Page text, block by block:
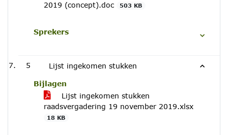
2019 (concept).doc
503 KB
Sprekers
5 Lijst ingekomen stukken
Bijlagen
Lijst ingekomen stukken
raadsvergadering 19 november 2019.xlsx
18 KB